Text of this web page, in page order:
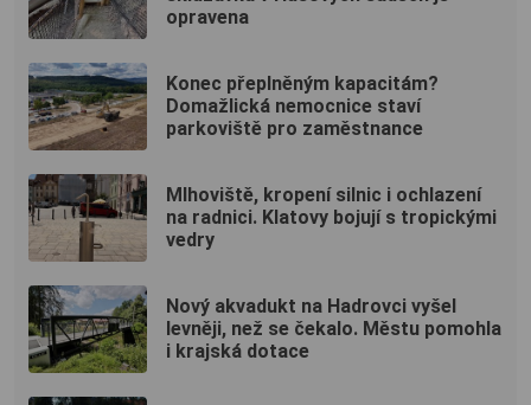
opravena
Konec přeplněným kapacitám?
Domažlická nemocnice staví
parkoviště pro zaměstnance
Mlhoviště, kropení silnic i ochlazení
na radnici. Klatovy bojují s tropickými
vedry
Nový akvadukt na Hadrovci vyšel
levněji, než se čekalo. Městu pomohla
i krajská dotace